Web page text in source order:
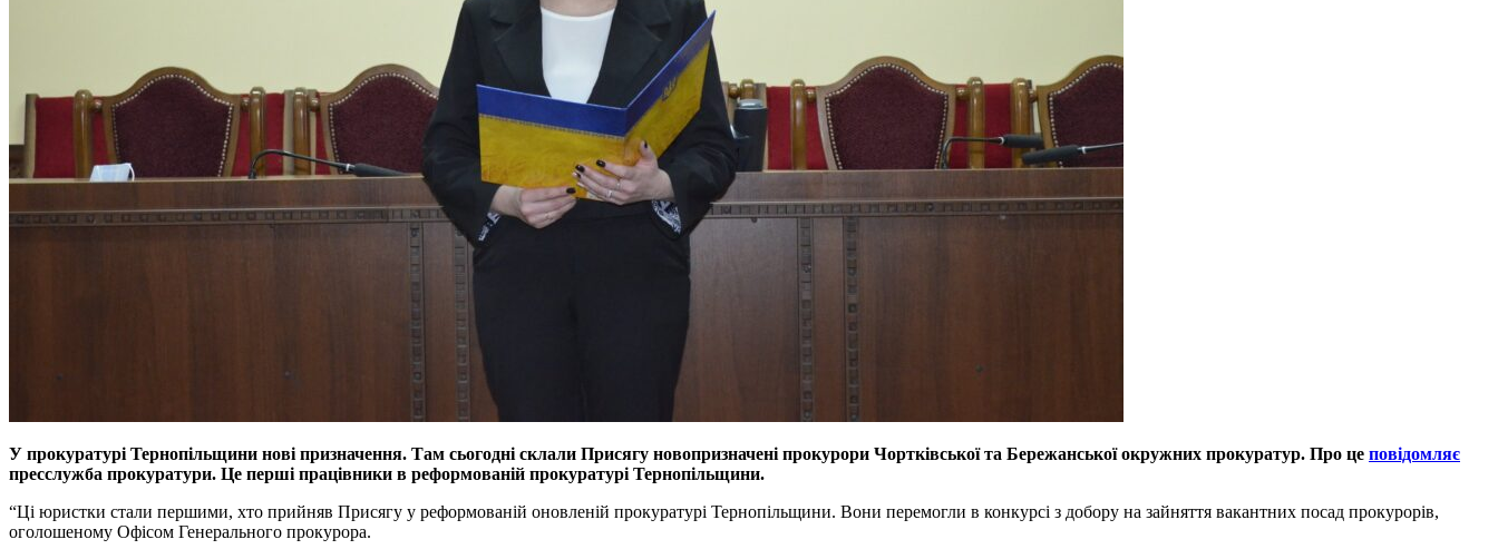
У прокуратурі Тернопільщини нові призначення. Там сьогодні склали Присягу новопризначені прокурори Чортківської та Бережанської окружних прокуратур. Про це повідомляє
пресслужба прокуратури. Це перші працівники в реформованій прокуратурі Тернопільщини.
“Ці юристки стали першими, хто прийняв Присягу у реформованій оновленій прокуратурі Тернопільщини. Вони перемогли в конкурсі з добору на зайняття вакантних посад прокурорів,
оголошеному Офісом Генерального прокурора.